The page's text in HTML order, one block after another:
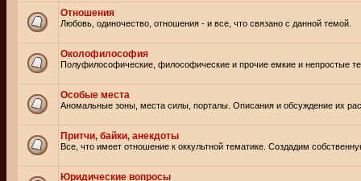
Отношения
Любовь, одиночество, отношения - и все, что связано с данной темой.
Околофилософия
Полуфилософические, философические и прочие емкие и непростые
Особые места
Аномальные зоны, места силы, порталы. Описания и обсуждение их
Притчи, байки, анекдоты
Все, что имеет отношение к оккультной тематике. Создадим
Юридические вопросы